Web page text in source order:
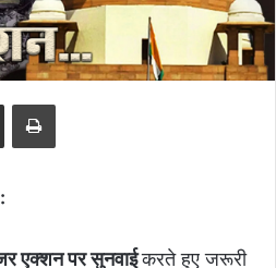
Share via Email Print
एक्शन पर सुनवाईकरते हुए जरूरी